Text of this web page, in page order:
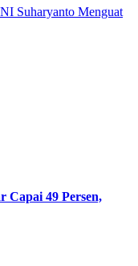
Suharyanto Menguat
Capai 49 Persen,